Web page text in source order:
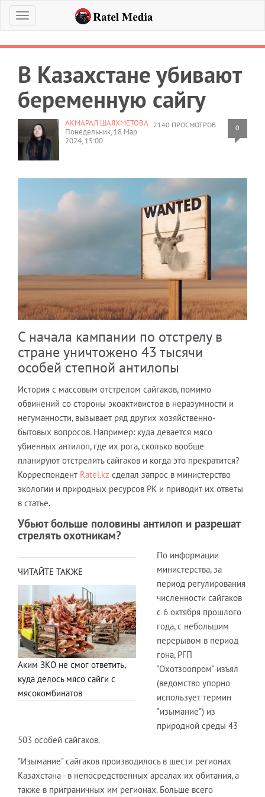
Меню
В Казахстане убивают
беременную сайгу
2140 ПРОСМОТРОВ 0
АКМАРАЛ ШАЯХМЕТОВА
Понедельник, 18 Мар
2024, 15:00
С начала кампании по отстрелу в
стране уничтожено 43 тысячи
особей степной антилопы
История с массовым отстрелом сайгаков, помимо
обвинений со стороны экоактивистов в неразумности и
негуманности, вызывает ряд других хозяйственно-
бытовых вопросов. Например: куда девается мясо
убиенных антилоп, где их рога, сколько вообще
планируют отстрелить сайгаков и когда это прекратится?
Корреспондент Ratel.kz сделал запрос в министерство
экологии и природных ресурсов РК и приводит их ответы
в статье.
Убьют больше половины антилоп и разрешат
стрелять охотникам?
ЧИТАЙТЕ ТАКЖЕ
Аким ЗКО не смог ответить,
куда делось мясо сайги с
мясокомбинатов
По информации
министерства, за
период регулирования
численности сайгаков
с 6 октября прошлого
года, с небольшим
перерывом в период
гона, РГП
"Охотзоопром" изъял
(ведомство упорно
использует термин
"изымание") из
природной среды 43
503 особей сайгаков.
"Изымание" сайгаков производилось в шести регионах
Казахстана - в непосредственных ареалах их обитания, а
также в приграничных им регионах. Больше всего